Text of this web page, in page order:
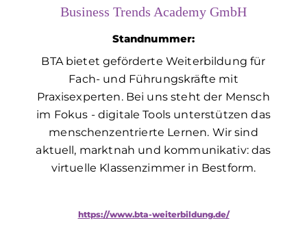
Business Trends Academy GmbH
Standnummer:
BTA bietet geförderte Weiterbildung für
Fach- und Führungskräfte mit
Praxisexperten. Bei uns steht der Mensch
im Fokus - digitale Tools unterstützen das
menschenzentrierte Lernen. Wir sind
aktuell, marktnah und kommunikativ: das
virtuelle Klassenzimmer in Bestform.
https://www.bta-weiterbildung.de/